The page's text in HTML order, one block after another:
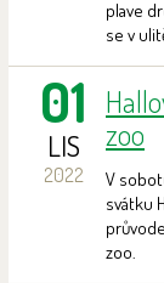
plave
se v
01
LIS
2022
zoo
V
svátku
zoo.